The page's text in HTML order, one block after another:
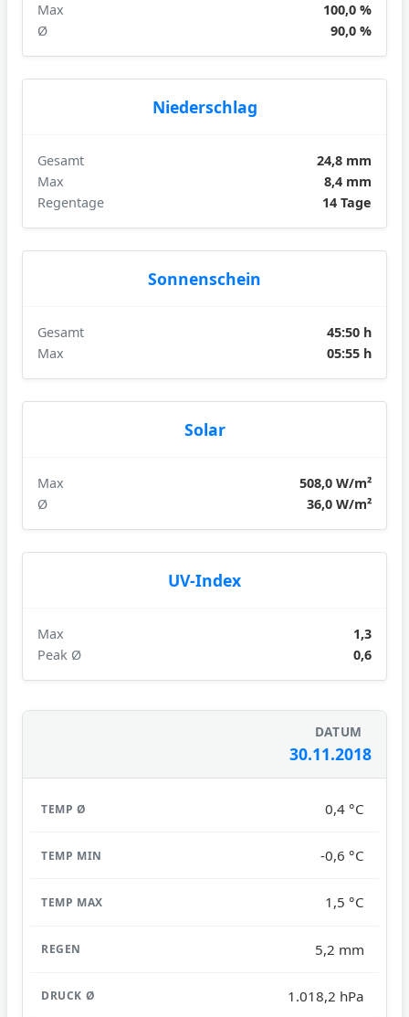
Max
100,0 %
Ø
90,0 %
Niederschlag
Gesamt
24,8 mm
Max
8,4 mm
Regentage
14 Tage
Sonnenschein
Gesamt
45:50 h
Max
05:55 h
Solar
Max
508,0 W/m²
Ø
36,0 W/m²
UV-Index
Max
1,3
Peak Ø
0,6
30.11.2018
0,4 °C
-0,6 °C
1,5 °C
5,2 mm
1.018,2 hPa